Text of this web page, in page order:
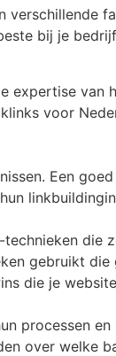
bij je
expertise van
voor
Een
die
gebruikt
die je
processen
over welke